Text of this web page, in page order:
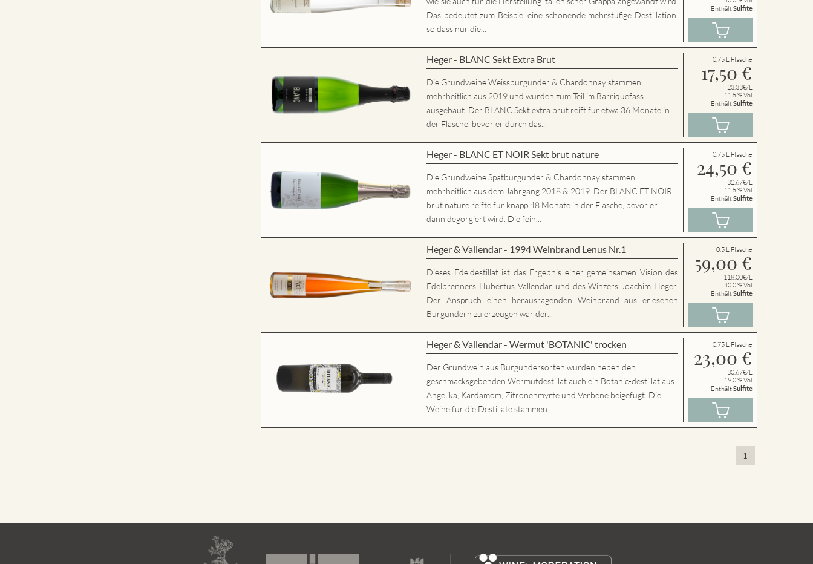
Das bedeutet zum Beispiel eine schonende mehrstufige Destillation,
so dass nur die...
EnthältSulfite
Heger - BLANC Sekt Extra Brut
Die Grundweine Weissburgunder & Chardonnay stammen
mehrheitlich aus 2019 und wurden zum Teil im Barriquefass
ausgebaut. Der BLANC Sekt extra brut reift für etwa 36 Monate in
der Flasche, bevor er durch das...
0.75 L Flasche
17,50 €
23.33€/L
11.5 % Vol
EnthältSulfite
Heger - BLANC ET NOIR Sekt brut nature
Die Grundweine Spätburgunder & Chardonnay stammen
mehrheitlich aus dem Jahrgang 2018 & 2019. Der BLANC ET NOIR
brut nature reifte für knapp 48 Monate in der Flasche, bevor er
dann degorgiert wird. Die fein...
0.75 L Flasche
24,50 €
32.67€/L
11.5 % Vol
EnthältSulfite
Heger & Vallendar - 1994 Weinbrand Lenus Nr.1
Dieses Edeldestillat ist das Ergebnis einer gemeinsamen Vision des
Edelbrenners Hubertus Vallendar und des Winzers Joachim Heger.
Der Anspruch einen herausragenden Weinbrand aus erlesenen
Burgundern zu erzeugen war der...
0.5 L Flasche
59,00 €
118.00€/L
40.0 % Vol
EnthältSulfite
Heger & Vallendar - Wermut 'BOTANIC' trocken
Der Grundwein aus Burgundersorten wurden neben den
geschmacksgebenden Wermutdestillat auch ein Botanic-destillat aus
Angelika, Kardamom, Zitronenmyrte und Verbene beigefügt. Die
Weine für die Destillate stammen...
0.75 L Flasche
23,00 €
30.67€/L
19.0 % Vol
EnthältSulfite
1